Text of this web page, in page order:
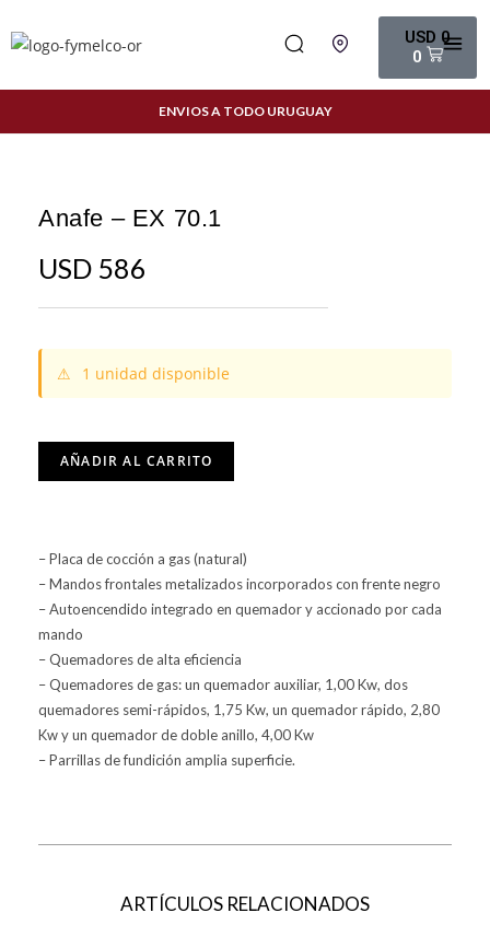
USD 0
0
ENVIOS A TODO URUGUAY
Anafe – EX 70.1
USD 586
⚠ 1 unidad disponible
AÑADIR AL CARRITO
– Placa de cocción a gas (natural)
– Mandos frontales metalizados incorporados con frente negro
– Autoencendido integrado en quemador y accionado por cada
mando
– Quemadores de alta eficiencia
– Quemadores de gas: un quemador auxiliar, 1,00 Kw, dos
quemadores semi-rápidos, 1,75 Kw, un quemador rápido, 2,80
Kw y un quemador de doble anillo, 4,00 Kw
– Parrillas de fundición amplia superficie.
ARTÍCULOS RELACIONADOS